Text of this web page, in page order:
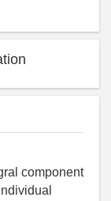
component